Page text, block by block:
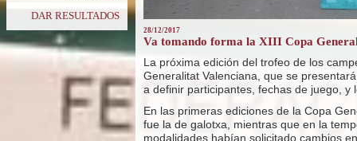
DAR RESULTADOS
28/12/2017
Va tomando forma la XIII Copa
La próxima edición del trofeo de los
Generalitat Valenciana, que se
a definir participantes, fechas de juego,
En las primeras ediciones de la Copa
fue la de galotxa, mientras que en la
modalidades habían solicitado cambios